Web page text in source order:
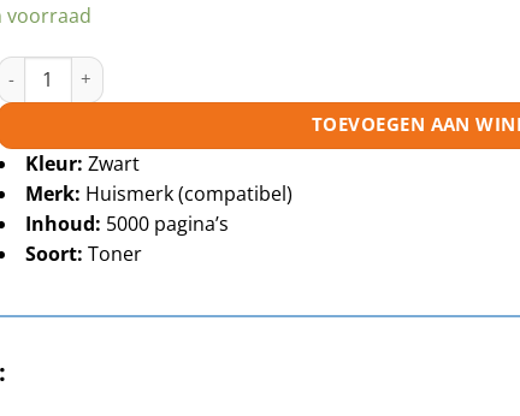
voorraad
SCX-D4200A toner zwart huismerk aantal
TOEVOEGEN AAN
Kleur: Zwart
Merk: Huismerk (compatibel)
Inhoud: 5000 pagina’s
Soort: Toner